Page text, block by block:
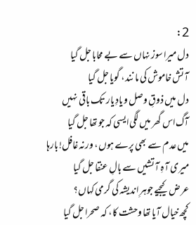
2:
دل میرا سوز نہاں سے بے محابا جل گیا
آتش خاموش کی مانند، گویا جل گیا
دل میں ذوقِ وصل و یادِ یار تک باقی نہیں
آگ اس گھر میں لگی ایسی کہ جو تھا جل گیا
میں عدم سے بھی پرے ہوں، ورنہ غافل! بارہا
میری آہِ آتشیں سے بالِ عنقا جل گیا
عرض کیجیے جوہرِ اندیشہ کی گرمی کہاں؟
کچھ خیال آیا تھا وحشت کا، کہ صحرا جل گیا